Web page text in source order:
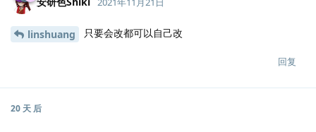
linshuang 只要会改都可以自己改
回复
20 天 后